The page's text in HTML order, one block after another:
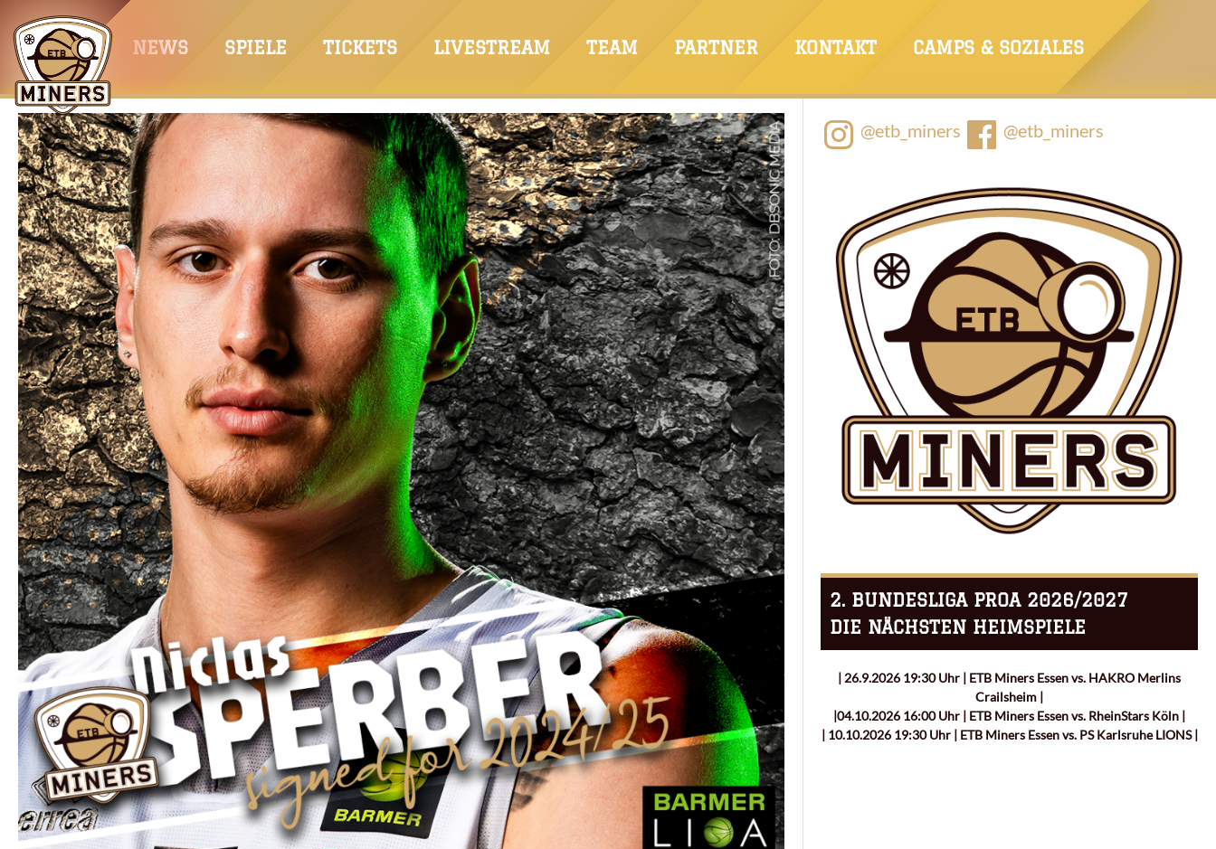
zum
Inhalt
NEWS SPIELE TICKETS LIVESTREAM TEAM PARTNER KONTAKT CAMPS & SOZIALES
@etb_miners @etb_miners
2. BUNDESLIGA PROA 2026/2027
DIE NÄCHSTEN HEIMSPIELE
| 26.9.2026 19:30 Uhr | ETB Miners Essen vs. HAKRO Merlins
Crailsheim |
|04.10.2026 16:00 Uhr | ETB Miners Essen vs. RheinStars Köln |
| 10.10.2026 19:30 Uhr | ETB Miners Essen vs. PS Karlsruhe LIONS |